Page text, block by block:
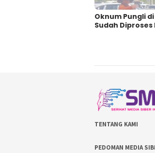
Oknum Pungli di
Sudah Diproses
TENTANG KAMI
PEDOMAN MEDIA